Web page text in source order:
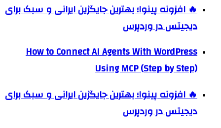
🔥 افزونه پینوا؛ بهترین جایگزین ایرانی و سبک برای
دیجیتس در وردپرس
How to Connect AI Agents With WordPress
Using MCP (Step by Step)
🔥 افزونه پینوا؛ بهترین جایگزین ایرانی و سبک برای
دیجیتس در وردپرس